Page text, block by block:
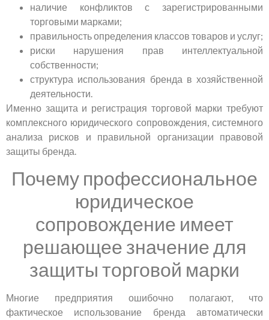
наличие конфликтов с зарегистрированными
торговыми марками;
правильность определения классов товаров и услуг;
риски нарушения прав интеллектуальной
собственности;
структура использования бренда в хозяйственной
деятельности.
Именно защита и регистрация торговой марки требуют
комплексного юридического сопровождения, системного
анализа рисков и правильной организации правовой
защиты бренда.
Почему профессиональное
юридическое
сопровождение имеет
решающее значение для
защиты торговой марки
Многие предприятия ошибочно полагают, что
фактическое использование бренда автоматически